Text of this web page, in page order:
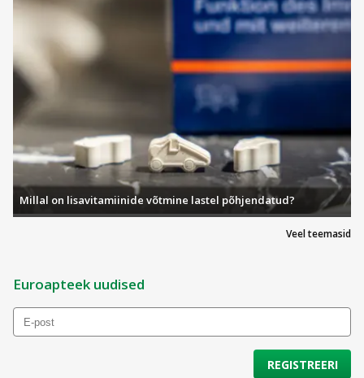
Veel teemasid
Millal on lisavitamiinide võtmine lastel põhjendatud?
Euroapteek uudised
REGISTREERI